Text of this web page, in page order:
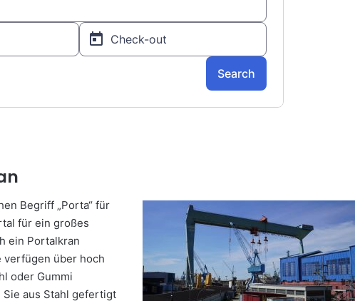
Begriff „Porta“ für
für ein großes
ein Portalkran
verfügen über hoch
oder Gummi
aus Stahl gefertigt